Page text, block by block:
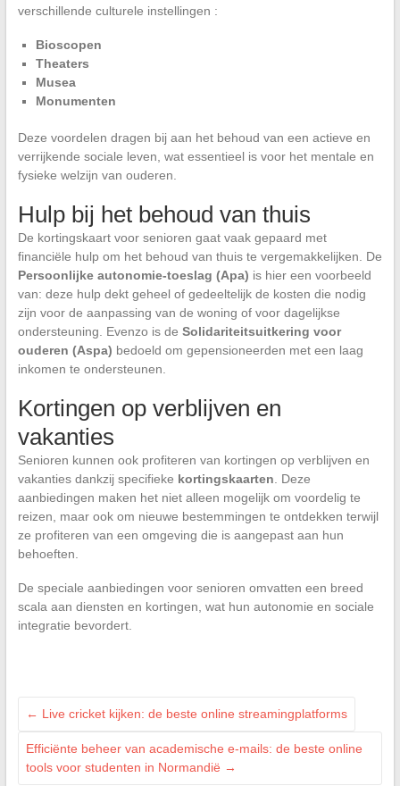
verschillende culturele instellingen :
Bioscopen
Theaters
Musea
Monumenten
Deze voordelen dragen bij aan het behoud van een actieve en
verrijkende sociale leven, wat essentieel is voor het mentale en
fysieke welzijn van ouderen.
Hulp bij het behoud van thuis
De kortingskaart voor senioren gaat vaak gepaard met
financiële hulp om het behoud van thuis te vergemakkelijken. De
Persoonlijke autonomie-toeslag (Apa) is hier een voorbeeld
van: deze hulp dekt geheel of gedeeltelijk de kosten die nodig
zijn voor de aanpassing van de woning of voor dagelijkse
ondersteuning. Evenzo is de Solidariteitsuitkering voor
ouderen (Aspa) bedoeld om gepensioneerden met een laag
inkomen te ondersteunen.
Kortingen op verblijven en
vakanties
Senioren kunnen ook profiteren van kortingen op verblijven en
vakanties dankzij specifieke kortingskaarten . Deze
aanbiedingen maken het niet alleen mogelijk om voordelig te
reizen, maar ook om nieuwe bestemmingen te ontdekken terwijl
ze profiteren van een omgeving die is aangepast aan hun
behoeften.
De speciale aanbiedingen voor senioren omvatten een breed
scala aan diensten en kortingen, wat hun autonomie en sociale
integratie bevordert.
← Live cricket kijken: de beste online streamingplatforms
Efficiënte beheer van academische e-mails: de beste online
tools voor studenten in Normandië →